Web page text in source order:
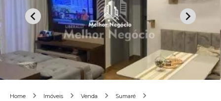
Home Imóveis Venda
Sumaré